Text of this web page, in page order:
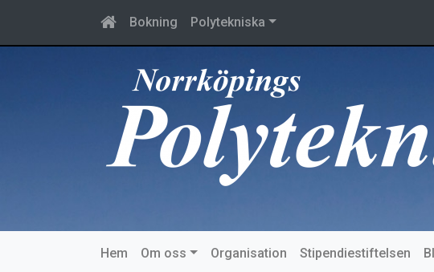
Bokning Polytekniska
Hem Om oss Organisation Stipendiestiftelsen